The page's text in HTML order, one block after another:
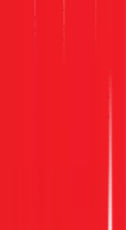
do motor xả gây ra.
bị kẹt ở vị trí "mở",
Kết quả là nước được cấp
ống thoát bấy nhiêu,
bắt đầu giặt.
chu trình xả
vắt, bạn nghe thấy tiếng
gằn lên nhưng không hoạt
nhựa bên trong motor xả
cuộn dây, không đủ sức để
hình hiển thị
minh. Khi hệ thống xả
động và hiển thị mã lỗi trên
E13 trên máy Toshiba,
Đây là tín hiệu rõ
chuyên nghiệp.